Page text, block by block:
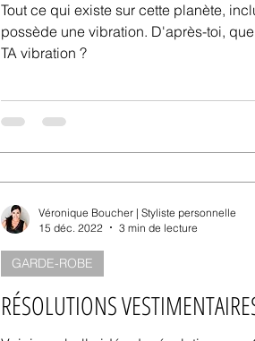
Tout ce qui existe sur cette planète,
possède une vibration. D'après-toi,
TA vibration ?
RÉSOLUTIONS
GARDE-ROBE
Véronique Boucher | Styliste personnelle
15 déc. 2022
3 min de lecture